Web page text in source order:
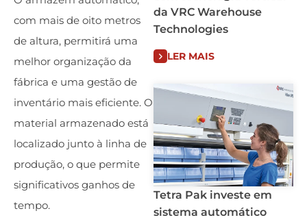
com mais de oito metros
de altura, permitirá uma
melhor organização da
fábrica e uma gestão de
inventário mais eficiente. O
material armazenado está
localizado junto à linha de
produção, o que permite
significativos ganhos de
tempo.
da VRC Warehouse
Technologies
LER MAIS
Tetra Pak investe em
sistema automático